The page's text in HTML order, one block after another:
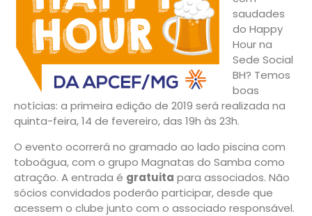
saudades
do Happy
Hour na
Sede Social
BH? Temos
boas
notícias: a primeira edição de 2019 será realizada na
quinta-feira, 14 de fevereiro, das 19h às 23h.
O evento ocorrerá no gramado ao lado piscina com
toboágua, com o grupo Magnatas do Samba como
atração. A entrada é gratuita para associados. Não
sócios convidados poderão participar, desde que
acessem o clube junto com o associado responsável.